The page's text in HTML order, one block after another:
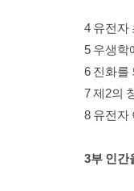
4 유전자
5 우생학
6 진화를
7 제2의
8 유전자
3부 인간